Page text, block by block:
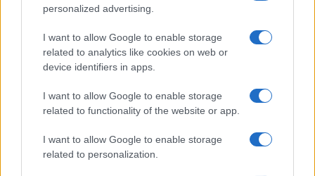
personalized advertising.
I want to allow Google to enable storage
related to analytics like cookies on web or
device identifiers in apps.
I want to allow Google to enable storage
related to functionality of the website or app.
I want to allow Google to enable storage
related to personalization.